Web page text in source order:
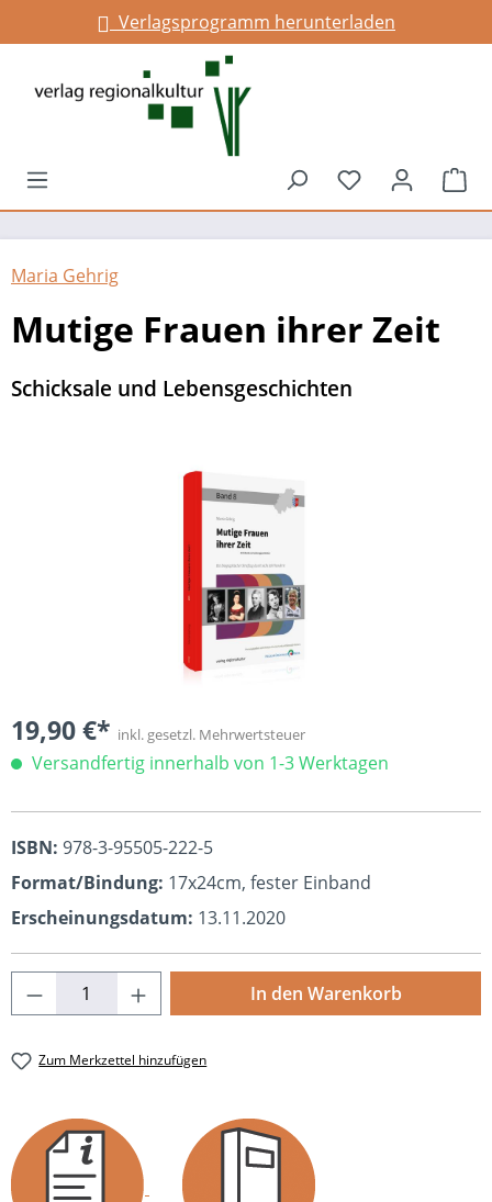
springenVerlagsprogramm herunterladen
Du hast 0
Maria Gehrig
Mutige Frauen ihrer Zeit
Schicksale und Lebensgeschichten
19,90 €* inkl. gesetzl. Mehrwertsteuer
Versandfertig innerhalb von 1-3 Werktagen
ISBN: 978-3-95505-222-5
Format/Bindung: 17x24cm, fester Einband
Erscheinungsdatum: 13.11.2020
Produkt Anzahl: Gib den gewünschten
In den Warenkorb
Zum Merkzettel hinzufügen